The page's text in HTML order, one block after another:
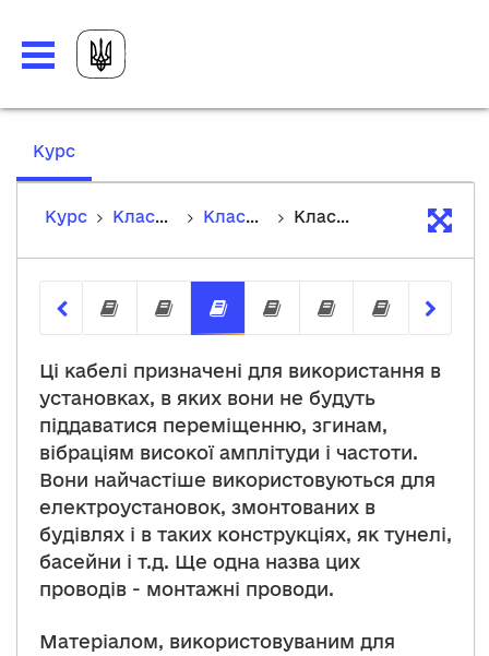
Курс,
Курс
Класифікація ізольованих проводів і силових кабелів Класифікація ізольованих проводів і силових кабелів Класифікація ізольованих силових кабелів
Класифікація неізольованих
Класифікація обмоткових
Класифікація
Кабелі дляСилові кабелі
Методи
Ці кабелі призначені для використання в
установках, в яких вони не будуть
піддаватися переміщенню, згинам,
вібраціям високої амплітуди і частоти.
Вони найчастіше використовуються для
електроустановок, змонтованих в
будівлях і в таких конструкціях, як тунелі,
басейни і т.д. Ще одна назва цих
проводів - монтажні проводи.
Матеріалом, використовуваним для